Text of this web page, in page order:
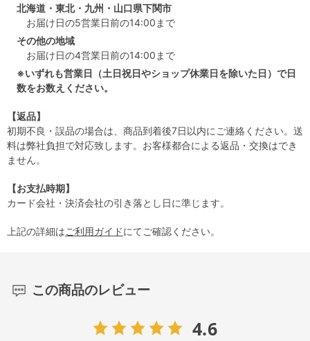
北海道・東北・九州・山口県下関市
お届け日の5営業日前の14:00まで
その他の地域
お届け日の4営業日前の14:00まで
※いずれも営業日（土日祝日やショップ休業日を除いた日）で日
数をお数えください。
【返品】
初期不良・誤品の場合は、商品到着後7日以内にご連絡ください。送
料は弊社負担で対応致します。お客様都合による返品・交換はでき
ません。
【お支払時期】
カード会社・決済会社の引き落とし日に準じます。
上記の詳細はご利用ガイドにてご確認ください。
この商品のレビュー
4.6